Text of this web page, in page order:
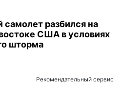
разбился на
США в условиях
шторма
Рекомендательный сервис